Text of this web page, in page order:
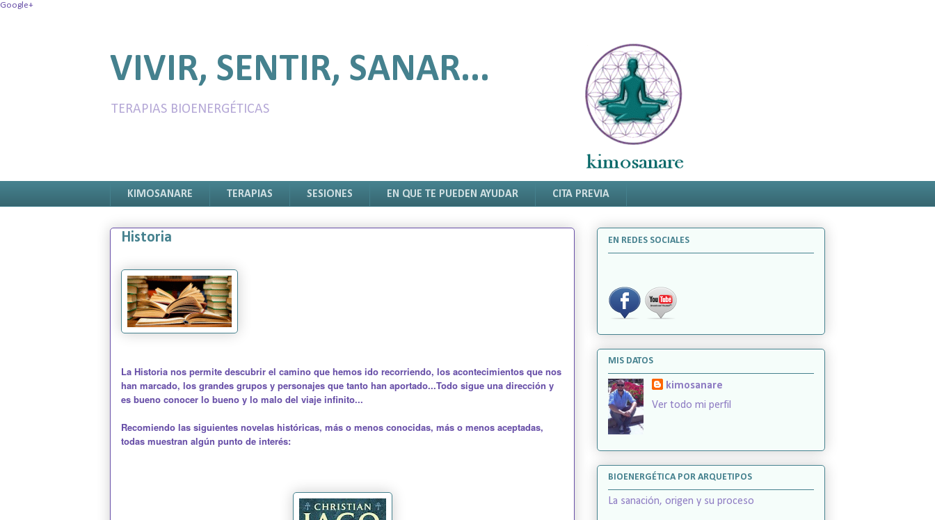
Google+
VIVIR, SENTIR, SANAR...
TERAPIAS BIOENERGÉTICAS
KIMOSANARE TERAPIAS SESIONES EN QUE TE PUEDEN AYUDAR CITA PREVIA
Historia
La Historia nos permite descubrir el camino que hemos ido recorriendo, los acontecimientos que nos
han marcado, los grandes grupos y personajes que tanto han aportado...Todo sigue una dirección y
es bueno conocer lo bueno y lo malo del viaje infinito...
Recomiendo las siguientes novelas históricas, más o menos conocidas, más o menos aceptadas,
todas muestran algún punto de interés:
EN REDES SOCIALES
MIS DATOS
kimosanare
Ver todo mi perfil
BIOENERGÉTICA POR ARQUETIPOS
La sanación, origen y su proceso